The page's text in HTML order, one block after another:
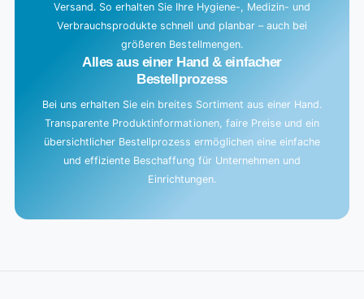
Versand. So erhalten Sie Ihre Hygiene-, Medizin- und
Verbrauchsprodukte schnell und planbar – auch bei
größeren Bestellmengen.
Alles aus einer Hand & einfacher
Bestellprozess
Bei uns erhalten Sie ein breites Sortiment aus einer Hand.
Transparente Produktinformationen, faire Preise und ein
übersichtlicher Bestellprozess ermöglichen eine einfache
und effiziente Beschaffung für Unternehmen und
Einrichtungen.